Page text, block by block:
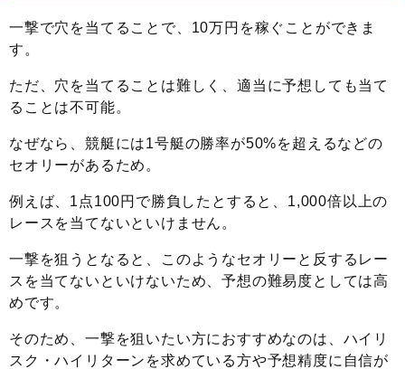
一撃で穴を当てることで、10万円を稼ぐことができま
す。
ただ、穴を当てることは難しく、適当に予想しても当て
ることは不可能。
なぜなら、競艇には1号艇の勝率が50%を超えるなどの
セオリーがあるため。
例えば、1点100円で勝負したとすると、1,000倍以上の
レースを当てないといけません。
一撃を狙うとなると、このようなセオリーと反するレー
スを当てないといけないため、予想の難易度としては高
めです。
そのため、一撃を狙いたい方におすすめなのは、ハイリ
スク・ハイリターンを求めている方や予想精度に自信が